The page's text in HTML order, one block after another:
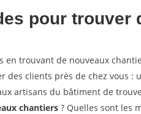
pour trouver
en trouvant de nouveaux
des clients près de chez vous
artisans du bâtiment de
chantiers ? Quelles sont les